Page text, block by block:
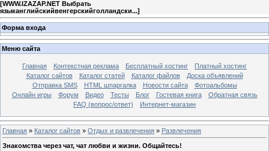
[WWW.IZAZAP.NET Выбрать
языканглийскийвенгерскийголландски...]
Форма входа
Меню сайта
Главная Контекстная реклама Бесплатный хостинг
Платный хостинг
Каталог сайтов
Каталог статей Каталог файлов
Доска объявлений
Отправка SMS
HTML шпаргалка Новости сайта
Фотоальбомы
Онлайн игры
Форум Видео Тесты Блог Гостевая книга
Обратная связь
FAQ (вопрос/ответ)
Интернет-магазин
Главная » Каталог сайтов » Отдых и развлечения » Развлечения
Знакомства через чат, чат любви и жизни. Общайтесь!